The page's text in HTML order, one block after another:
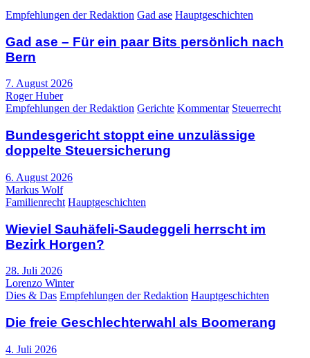
Empfehlungen der Redaktion Gad ase Hauptgeschichten
Gad ase – Für ein paar Bits persönlich nach
Bern
7. August 2026
Roger Huber
Empfehlungen der Redaktion Gerichte Kommentar Steuerrecht
Bundesgericht stoppt eine unzulässige
doppelte Steuersicherung
6. August 2026
Markus Wolf
Familienrecht Hauptgeschichten
Wieviel Sauhäfeli-Saudeggeli herrscht im
Bezirk Horgen?
28. Juli 2026
Lorenzo Winter
Dies & Das Empfehlungen der Redaktion Hauptgeschichten
Die freie Geschlechterwahl als Boomerang
4. Juli 2026